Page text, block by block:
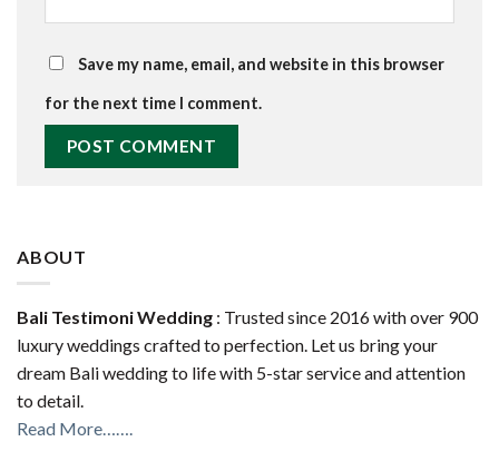
Save my name, email, and website in this browser
for the next time I comment.
ABOUT
Bali Testimoni Wedding : Trusted since 2016 with over 900
luxury weddings crafted to perfection. Let us bring your
dream Bali wedding to life with 5-star service and attention
to detail.
Read More…….